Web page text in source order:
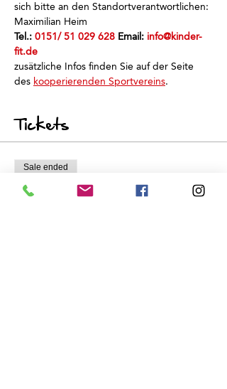
sich bitte an den Standortverantwortlichen:
Maximilian Heim
Tel.: 0151/ 51 029 628 Email: info@kinder-
fit.de
zusätzliche Infos finden Sie auf der Seite
des kooperierenden Sportvereins.
Tickets
Sale ended
Ticket type